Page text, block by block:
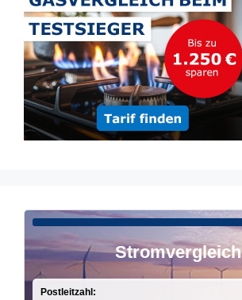
Stromvergleich
Postleitzahl: